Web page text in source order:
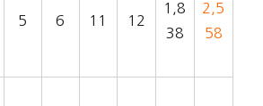
5 6 11 12
1,8
38
2,5
58